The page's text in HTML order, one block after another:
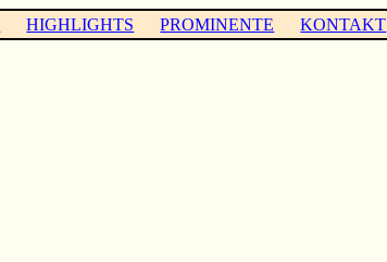
HIGHLIGHTS PROMINENTE KONTAKT